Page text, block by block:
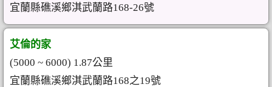
宜蘭縣礁溪鄉淇武蘭路168-26號
艾倫的家
(5000 ~ 6000) 1.87公里
宜蘭縣礁溪鄉淇武蘭路168之19號